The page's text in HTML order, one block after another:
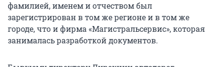
фамилией, именем и отчеством был
зарегистрирован в том же регионе и в том же
городе, что и фирма «Магистральсервис», которая
занималась разработкой документов.